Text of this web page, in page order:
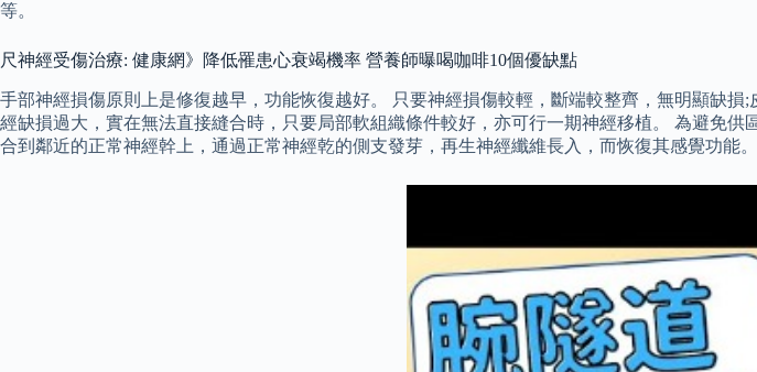
等。
尺神經受傷治療: 健康網》降低罹患心衰竭機率 營養師曝喝咖啡10個優缺點
手部神經損傷原則上是修復越早，功能恢復越好。 只要神經損傷較輕，斷端較整齊，無明顯缺
經缺損過大，實在無法直接縫合時，只要局部軟組織條件較好，亦可行一期神經移植。 為避免
合到鄰近的正常神經幹上，通過正常神經乾的側支發芽，再生神經纖維長入，而恢復其感覺功能。